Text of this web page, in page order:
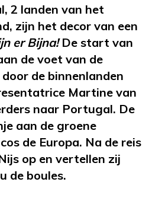
2 landen van het
zijn het decor van een
er Bijna!De start van
de voet van de
de binnenlanden
Martine van
naar Portugal. De
aan de groene
de Europa. Na de reis
op en vertellen zij
de boules.